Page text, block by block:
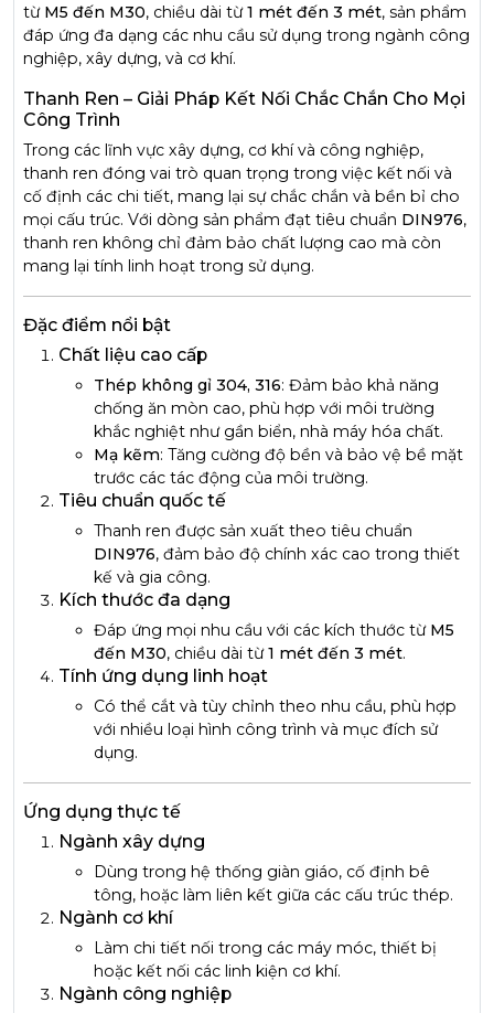
từ M5 đến M30, chiều dài từ1 mét đến 3 mét, sản phẩm
đáp ứng đa dạng các nhu cầu sử dụng trong ngành công
nghiệp, xây dựng, và cơ khí.
Thanh Ren – Giải Pháp Kết Nối Chắc Chắn Cho Mọi
Công Trình
Trong các lĩnh vực xây dựng, cơ khí và công nghiệp,
thanh ren đóng vai trò quan trọng trong việc kết nối và
cố định các chi tiết, mang lại sự chắc chắn và bền bỉ cho
mọi cấu trúc. Với dòng sản phẩm đạt tiêu chuẩn DIN976,
thanh ren không chỉ đảm bảo chất lượng cao mà còn
mang lại tính linh hoạt trong sử dụng.
Đặc điểm nổi bật
Chất liệu cao cấp
Thép không gỉ 304, 316: Đảm bảo khả năng
chống ăn mòn cao, phù hợp với môi trường
khắc nghiệt như gần biển, nhà máy hóa chất.
Mạ kẽm: Tăng cường độ bền và bảo vệ bề mặt
trước các tác động của môi trường.
Tiêu chuẩn quốc tế
Thanh ren được sản xuất theo tiêu chuẩn
DIN976, đảm bảo độ chính xác cao trong thiết
kế và gia công.
Kích thước đa dạng
Đáp ứng mọi nhu cầu với các kích thước từ M5
đến M30, chiều dài từ1 mét đến 3 mét.
Tính ứng dụng linh hoạt
Có thể cắt và tùy chỉnh theo nhu cầu, phù hợp
với nhiều loại hình công trình và mục đích sử
dụng.
Ứng dụng thực tế
Ngành xây dựng
Dùng trong hệ thống giàn giáo, cố định bê
tông, hoặc làm liên kết giữa các cấu trúc thép.
Ngành cơ khí
Làm chi tiết nối trong các máy móc, thiết bị
hoặc kết nối các linh kiện cơ khí.
Ngành công nghiệp